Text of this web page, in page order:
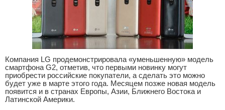
Компания LG продемонстрировала «уменьшенную» модель
смартфона G2, отметив, что первыми новинку могут
приобрести российские покупатели, а сделать это можно
будет уже в марте этого года. Месяцем позже новая модель
появится и в странах Европы, Азии, Ближнего Востока и
Латинской Америки.